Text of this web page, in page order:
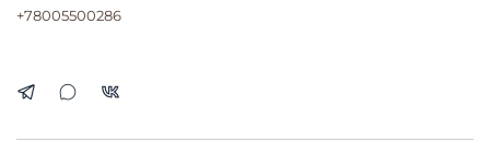
+78005500286